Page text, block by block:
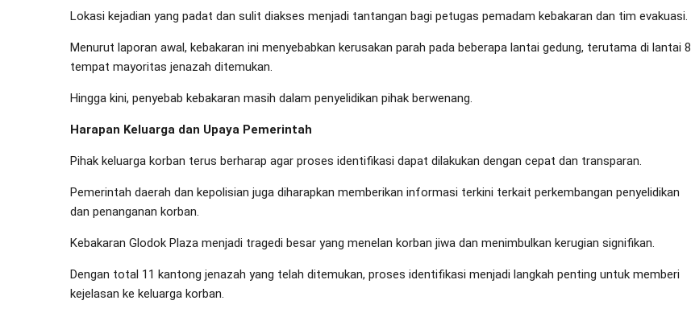
Lokasi kejadian yang padat dan sulit diakses menjadi tantangan bagi petugas pemadam kebakaran dan tim evakuasi.
Menurut laporan awal, kebakaran ini menyebabkan kerusakan parah pada beberapa lantai gedung, terutama di lantai 8
tempat mayoritas jenazah ditemukan.
Hingga kini, penyebab kebakaran masih dalam penyelidikan pihak berwenang.
Harapan Keluarga dan Upaya Pemerintah
Pihak keluarga korban terus berharap agar proses identifikasi dapat dilakukan dengan cepat dan transparan.
Pemerintah daerah dan kepolisian juga diharapkan memberikan informasi terkini terkait perkembangan penyelidikan
dan penanganan korban.
Kebakaran Glodok Plaza menjadi tragedi besar yang menelan korban jiwa dan menimbulkan kerugian signifikan.
Dengan total 11 kantong jenazah yang telah ditemukan, proses identifikasi menjadi langkah penting untuk memberi
kejelasan ke keluarga korban.